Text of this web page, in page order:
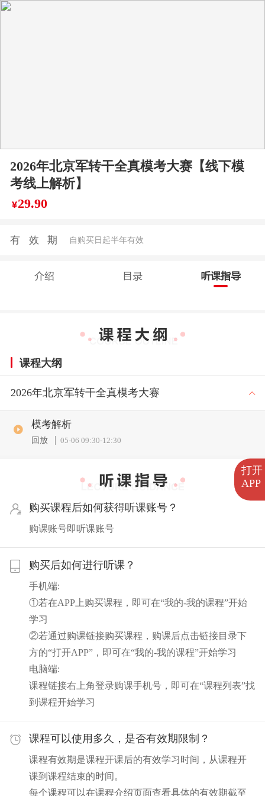
打开
APP
2026年北京军转干全真模考大赛【线下模
考线上解析】
￥29.90
有效期 自购买日起半年有效
介绍 目录 听课指导
课程大纲
2026年北京军转干全真模考大赛
模考解析
回放 05-06 09:30-12:30
购买课程后如何获得听课账号？
购课账号即听课账号
购买后如何进行听课？
手机端:
①若在APP上购买课程，即可在“我的-我的课程”开始
学习
②若通过购课链接购买课程，购课后点击链接目录下
方的“打开APP”，即可在“我的-我的课程”开始学习
电脑端:
课程链接右上角登录购课手机号，即可在“课程列表”找
到课程开始学习
课程可以使用多久，是否有效期限制？
课程有效期是课程开课后的有效学习时间，从课程开
课到课程结束的时间。
每个课程可以在课程介绍页面查看具体的有效期截至